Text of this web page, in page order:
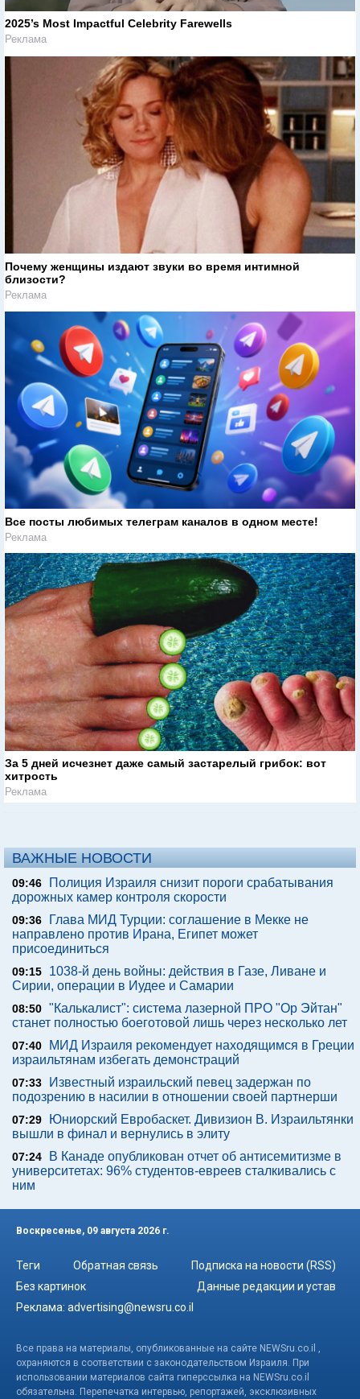
2025’s Most Impactful Celebrity Farewells
Реклама
Почему женщины издают звуки во время интимной
близости?
Реклама
Все посты любимых телеграм каналов в одном месте!
Реклама
За 5 дней исчезнет даже самый застарелый грибок: вот
хитрость
Реклама
ВАЖНЫЕ НОВОСТИ
09:46
Полиция Израиля снизит пороги срабатывания
дорожных камер контроля скорости
09:36
Глава МИД Турции: соглашение в Мекке не
направлено против Ирана, Египет может
присоединиться
09:15
1038-й день войны: действия в Газе, Ливане и
Сирии, операции в Иудее и Самарии
08:50 "Калькалист": система лазерной ПРО "Ор Эйтан"
станет полностью боеготовой лишь через несколько лет
07:40
МИД Израиля рекомендует находящимся в Греции
израильтянам избегать демонстраций
07:33
Известный израильский певец задержан по
подозрению в насилии в отношении своей партнерши
07:29
Юниорский Евробаскет. Дивизион В. Израильтянки
вышли в финал и вернулись в элиту
07:24
В Канаде опубликован отчет об антисемитизме в
университетах: 96% студентов-евреев сталкивались с
ним
Воскресенье, 09 августа 2026 г.
Теги Обратная связь
Подписка на новости (RSS)
Без картинок
Данные редакции и устав
Реклама: advertising@newsru.co.il
Все права на материалы, опубликованные на сайте NEWSru.co.il ,
охраняются в соответствии с законодательством Израиля. При
использовании материалов сайта гиперссылка на NEWSru.co.il
обязательна. Перепечатка интервью, репортажей, эксклюзивных